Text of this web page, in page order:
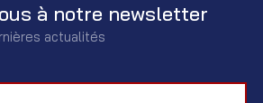
à notre newsletter
actualités